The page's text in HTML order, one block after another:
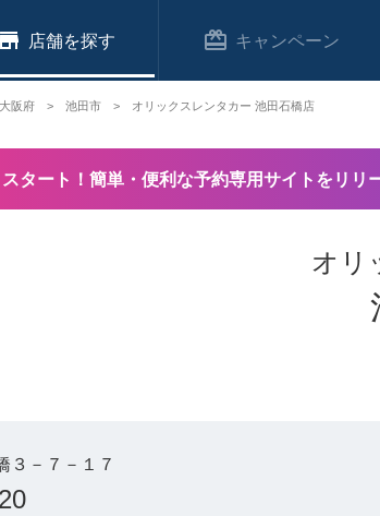
店舗 キャンペーン
タート！簡単・便利な予約専用サイトをリ
オリ
３－７－１７
大阪府 池田市 オリックスレンタカー 池田石橋店